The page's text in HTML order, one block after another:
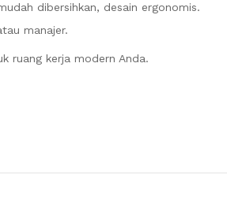
dibersihkan, desain ergonomis.
manajer.
ruang kerja modern Anda.